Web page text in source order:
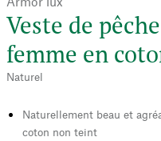
Veste de
femme en
Naturel
Naturellement beau et
coton non teint